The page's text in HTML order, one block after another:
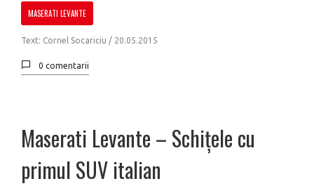
MASERATI LEVANTE
Text: Cornel Socariciu / 20.05.2015
0 comentarii
Maserati Levante – Schițele cu
primul SUV italian